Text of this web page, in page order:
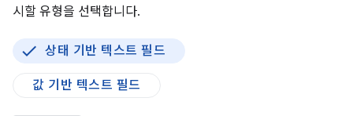
시할 유형을 선택합니다.
상태 기반 텍스트 필드
값 기반 텍스트 필드